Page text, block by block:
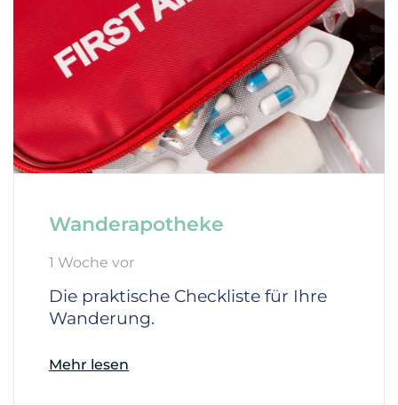
Wanderapotheke
1 Woche vor
Die praktische Checkliste für Ihre
Wanderung.
Mehr lesen